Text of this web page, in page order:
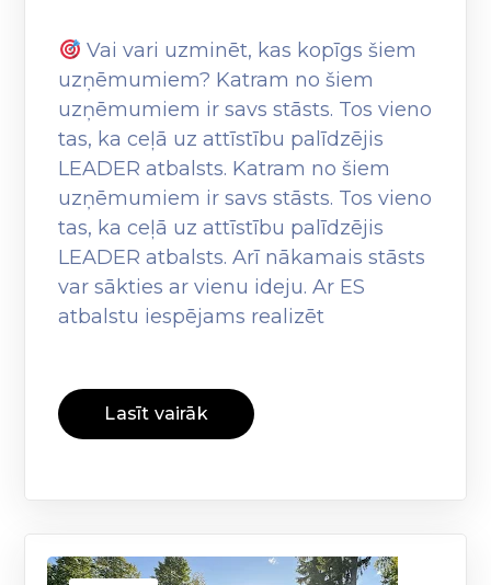
Vai vari uzminēt, kas kopīgs šiem
uzņēmumiem? Katram no šiem
uzņēmumiem ir savs stāsts. Tos vieno
tas, ka ceļā uz attīstību palīdzējis
LEADER atbalsts. Katram no šiem
uzņēmumiem ir savs stāsts. Tos vieno
tas, ka ceļā uz attīstību palīdzējis
LEADER atbalsts. Arī nākamais stāsts
var sākties ar vienu ideju. Ar ES
atbalstu iespējams realizēt
Lasīt vairāk